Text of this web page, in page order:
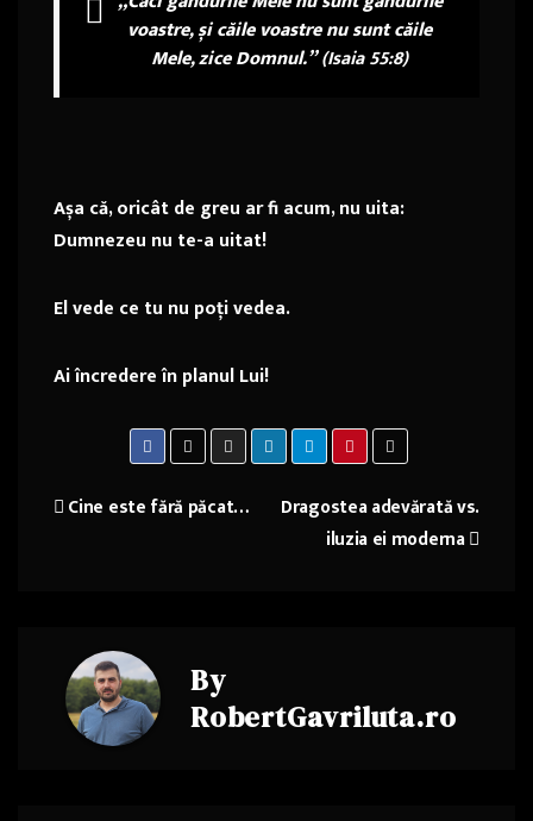
voastre, și căile voastre nu sunt căile
Mele, zice Domnul.”(Isaia 55:8)
Așa că, oricât de greu ar fi acum, nu uita:
Dumnezeu nu te-a uitat!
El vede ce tu nu poți vedea.
Ai încredere în planul Lui!
Navigare
Dragostea adevărată vs.
iluzia ei moderna
Cine este fără păcat…
By
RobertGavriluta.ro